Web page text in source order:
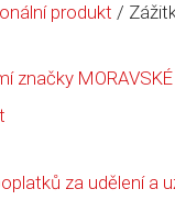
produkt /
značky MORAVSKÉ
za udělení a